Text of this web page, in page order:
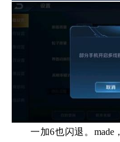
一加6也闪退。